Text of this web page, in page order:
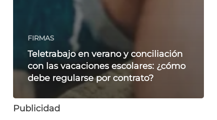
FIRMAS
Teletrabajo en verano y conciliación
con las vacaciones escolares: ¿cómo
debe regularse por contrato?
Publicidad